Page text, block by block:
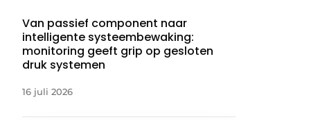
Van passief component naar
intelligente systeembewaking:
monitoring geeft grip op gesloten
druk systemen
16 juli 2026